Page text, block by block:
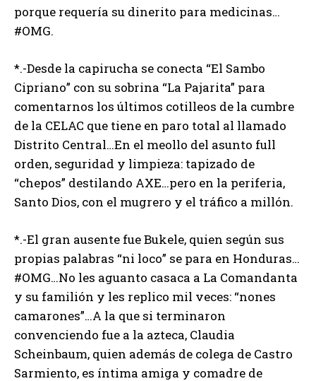
porque requería su dinerito para medicinas…
#OMG.
*.-Desde la capirucha se conecta “El Sambo
Cipriano” con su sobrina “La Pajarita” para
comentarnos los últimos cotilleos de la cumbre
de la CELAC que tiene en paro total al llamado
Distrito Central…En el meollo del asunto full
orden, seguridad y limpieza: tapizado de
“chepos” destilando AXE…pero en la periferia,
Santo Dios, con el mugrero y el tráfico a millón.
*.-El gran ausente fue Bukele, quien según sus
propias palabras “ni loco” se para en Honduras…
#OMG…No les aguanto casaca a La Comandanta
y su familión y les replico mil veces: “nones
camarones”…A la que si terminaron
convenciendo fue a la azteca, Claudia
Scheinbaum, quien además de colega de Castro
Sarmiento, es íntima amiga y comadre de